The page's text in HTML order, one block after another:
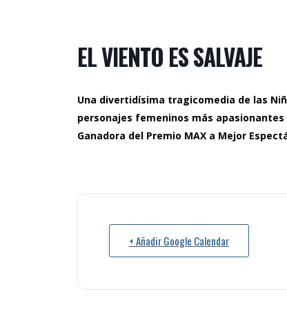
EL VIENTO ES SALVAJE
Una divertidísima tragicomedia de las
personajes femeninos más
Ganadora del Premio MAX a Mejor
+ Añadir Google Calendar